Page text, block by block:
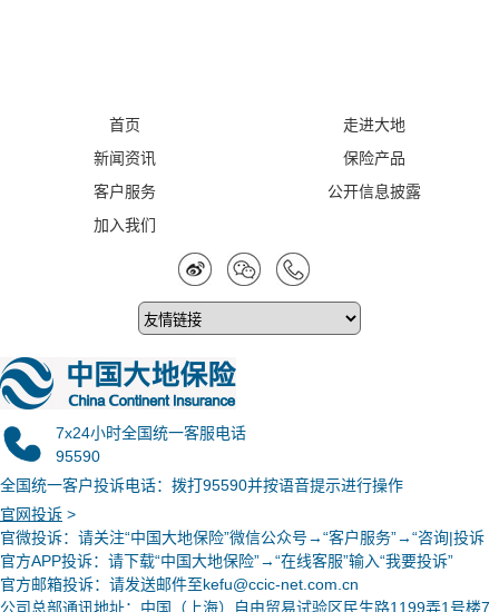
首页
走进大地
新闻资讯
保险产品
客户服务
公开信息披露
加入我们
7x24小时全国统一客服电话
95590
全国统一客户投诉电话：拨打95590并按语音提示进行操作
官网投诉 >
官微投诉：请关注“中国大地保险”微信公众号→“客户服务”→“咨询|投诉
官方APP投诉：请下载“中国大地保险”→“在线客服”输入“我要投诉”
官方邮箱投诉：请发送邮件至kefu@ccic-net.com.cn
公司总部通讯地址：中国（上海）自由贸易试验区民生路1199弄1号楼7